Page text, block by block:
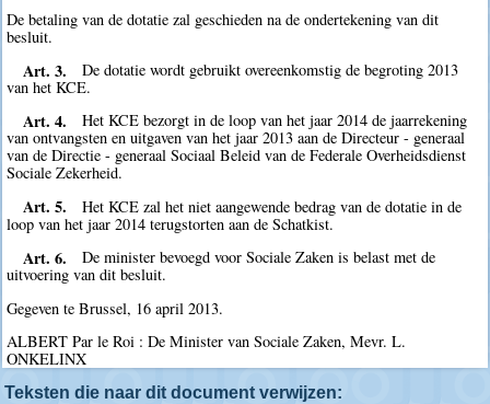
De betaling van de dotatie zal geschieden na de ondertekening van dit
besluit.
Art. 3.
De dotatie wordt gebruikt overeenkomstig de begroting 2013
van het KCE.
Art. 4.
Het KCE bezorgt in de loop van het jaar 2014 de jaarrekening
van ontvangsten en uitgaven van het jaar 2013 aan de Directeur - generaal
van de Directie - generaal Sociaal Beleid van de Federale Overheidsdienst
Sociale Zekerheid.
Art. 5.
Het KCE zal het niet aangewende bedrag van de dotatie in de
loop van het jaar 2014 terugstorten aan de Schatkist.
Art. 6.
De minister bevoegd voor Sociale Zaken is belast met de
uitvoering van dit besluit.
Gegeven te Brussel, 16 april 2013.
ALBERT Par le Roi : De Minister van Sociale Zaken, Mevr. L.
ONKELINX
Teksten die naar dit document verwijzen: